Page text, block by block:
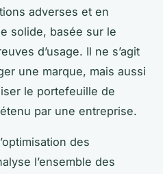
adverses et en
solide, basée sur le
d’usage. Il ne s’agit
une marque, mais aussi
le portefeuille de
par une entreprise.
des
l’ensemble des